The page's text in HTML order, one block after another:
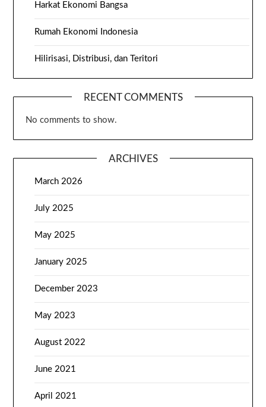
Harkat Ekonomi Bangsa
Rumah Ekonomi Indonesia
Hilirisasi, Distribusi, dan Teritori
RECENT COMMENTS
No comments to show.
ARCHIVES
March 2026
July 2025
May 2025
January 2025
December 2023
May 2023
August 2022
June 2021
April 2021